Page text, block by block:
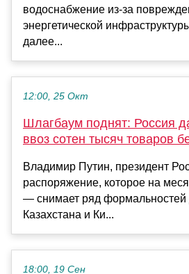
водоснабжение из-за
энергетической
далее...
12:00, 25 Окт
Шлагбаум поднят: Россия
ввоз сотен тысяч товаров
Владимир Путин, президент
распоряжение, которое на
— снимает ряд формальностей
Казахстана и Ки...
18:00, 19 Сен